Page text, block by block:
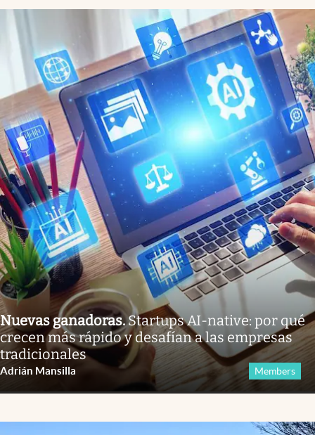
Nuevas ganadoras.Startups AI-native: por qué
crecen más rápido y desafían a las empresas
tradicionales
Adrián Mansilla Members